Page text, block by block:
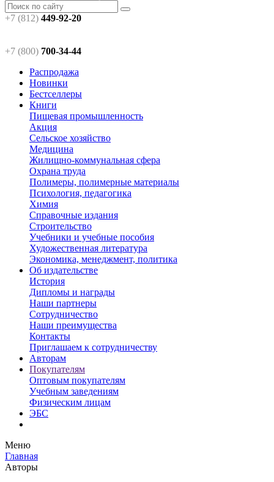
+7 (812) 449-92-20
+7 (800) 700-34-44
Распродажа
Новинки
Бестселлеры
Книги
Пищевая промышленность
Акция
Сельское хозяйство
Медицина
Жилищно-коммунальная сфера
Охрана труда
Полимеры, полимерные материалы
Психология, педагогика
Химия
Справочные издания
Строительство
Учебники и учебные пособия
Художественная литература
Экономика, менеджмент, политика
Об издательстве
История
Дипломы и награды
Наши партнеры
Сотрудничество
Наши преимущества
Контакты
Приглашаем к сотрудничеству
Авторам
Покупателям
Оптовым покупателям
Учебным заведениям
Физическим лицам
ЭБС
Меню
Главная
Авторы